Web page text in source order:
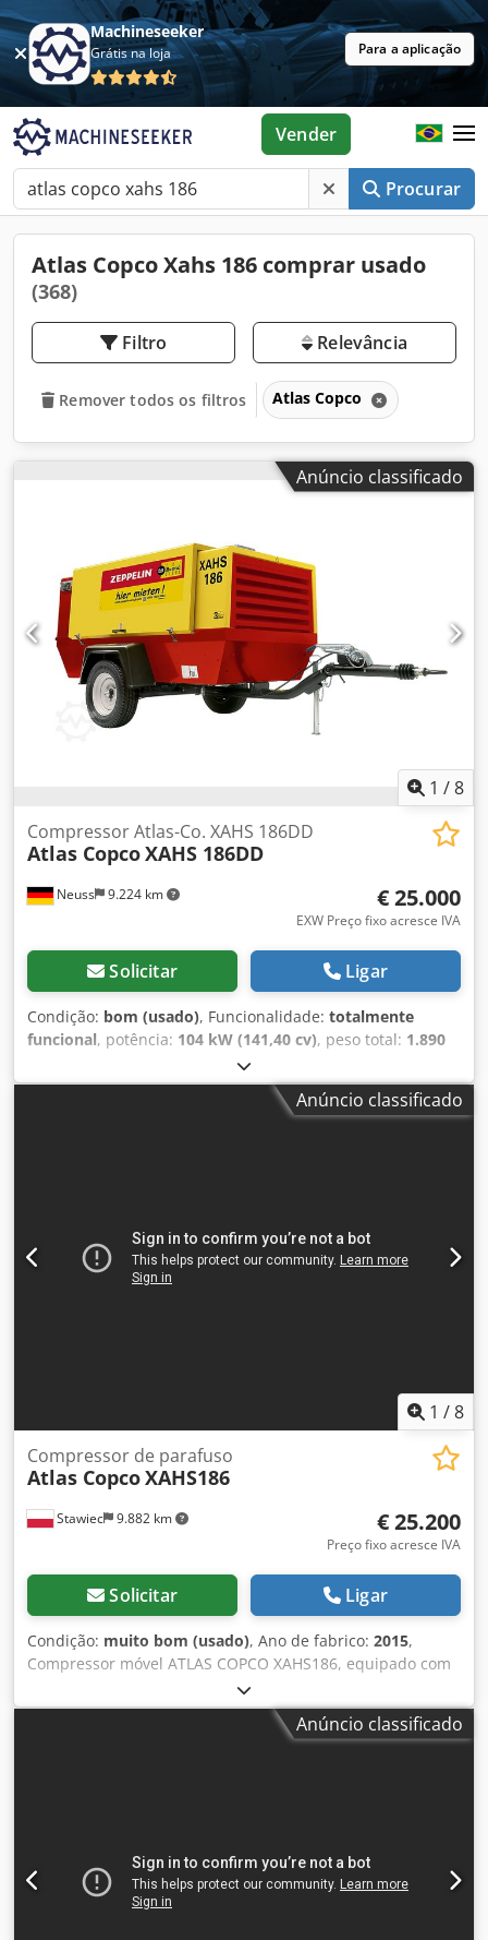
Machineseeker
Grátis na loja Para a aplicação
Procurar
Vender
Atlas Copco Xahs 186 comprar usado
(368)
Filtro Relevância
Remover todos os filtros Atlas Copco
Anúncio classificado
1 /8
Neuss 9.224 km
Compressor Atlas-Co. XAHS 186DD
Atlas CopcoXAHS 186DD
€ 25.000
EXW Preço fixo acresce IVA
Solicitar Ligar
Condição: bom (usado), Funcionalidade: totalmente
funcional, potência: 104 kW (141,40 cv), peso total: 1.890
diesel
fabrico:2016, horas de funcionamento:3.735 h, pressão
, número da máquina/veículo:
Djdpfx Aeu A Tq Hjg Esck Para mais informações, consultar
a ficha técnica em anexo.
Anúncio classificado
1 /8
Stawiec 9.882 km
Compressor de parafuso
Atlas CopcoXAHS186
€ 25.200
Preço fixo acresce IVA
Solicitar Ligar
Condição: muito bom (usado), Ano de fabrico: 2015,
Compressor móvel ATLAS COPCO XAHS186, equipado com
radiador de refrigeração, após revisão completa. Dados
técnicos: Vazão: 10,50 m³/min; Pressão de trabalho: 12 Bar;
Ano de fabricação: 2015; Motor: DEUTZ, 104 kW; Horas de
Anúncio classificado